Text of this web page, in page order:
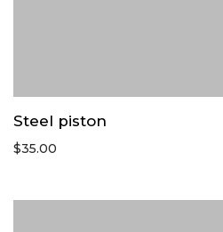
Steel piston
$35.00